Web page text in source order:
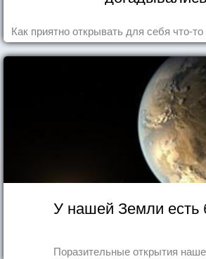
Как приятно открывать для себя что-
У нашей Земли есть
Поразительные открытия